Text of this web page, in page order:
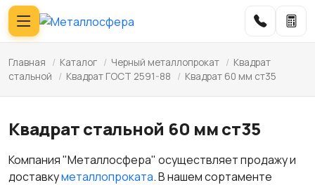
Главная / Каталог / Черный металлопрокат / Квадрат
стальной
/ Квадрат ГОСТ 2591-88 / Квадрат 60 мм ст35
Квадрат стальной 60 мм ст35
Компания "Металлосфера" осуществляет продажу и
доставкуметаллопроката. В нашем сортаменте